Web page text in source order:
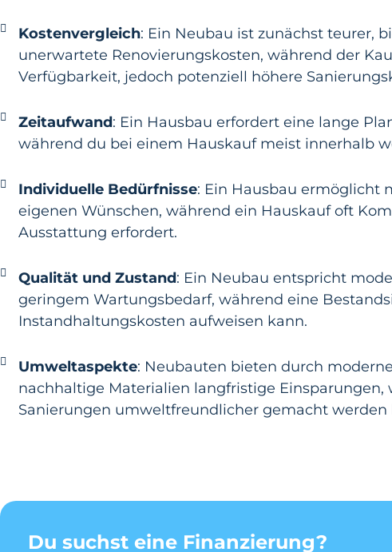
Kostenvergleich: Ein Neubau ist zunächst teurer,
unerwartete Renovierungskosten, während der
Verfügbarkeit, jedoch potenziell höhere
Zeitaufwand: Ein Hausbau erfordert eine lange
während du bei einem Hauskauf meist innerhalb
Individuelle Bedürfnisse: Ein Hausbau ermöglicht
eigenen Wünschen, während ein Hauskauf oft
Ausstattung erfordert.
Qualität und Zustand: Ein Neubau entspricht
geringem Wartungsbedarf, während eine
Instandhaltungskosten aufweisen kann.
Umweltaspekte: Neubauten bieten durch
nachhaltige Materialien langfristige
Sanierungen umweltfreundlicher gemacht werden
Du suchst eine Finanzierung?